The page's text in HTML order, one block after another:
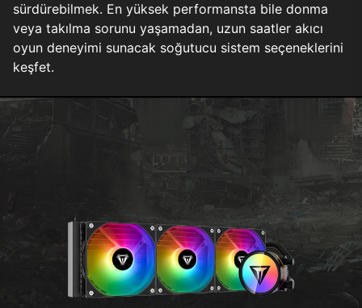
sürdürebilmek. En yüksek performansta bile donma
veya takılma sorunu yaşamadan, uzun saatler akıcı
oyun deneyimi sunacak soğutucu sistem seçeneklerini
keşfet.